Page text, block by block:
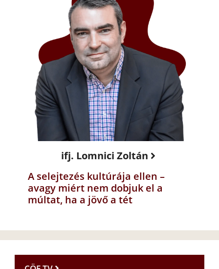
ifj. Lomnici Zoltán
A selejtezés kultúrája ellen –
avagy miért nem dobjuk el a
múltat, ha a jövő a tét